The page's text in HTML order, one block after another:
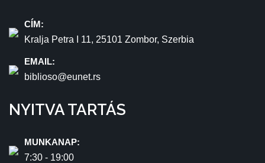
CÍM:
Kralja Petra I 11, 25101 Zombor, Szerbia
EMAIL:
biblioso@eunet.rs
NYITVA TARTÁS
MUNKANAP:
7:30 - 19:00